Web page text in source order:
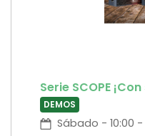
Serie SCOPE
DEMOS
Sábado - 10:00 -